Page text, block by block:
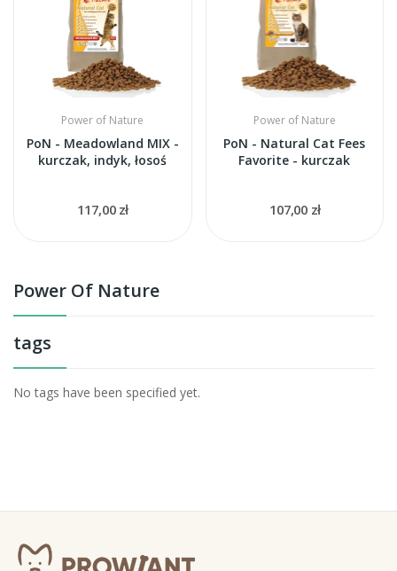
Power Of Nature
tags
No tags have been specified yet.
Power of Nature
PoN - Meadowland MIX -
kurczak, indyk, łosoś
117,00 zł
Power of Nature
PoN - Natural Cat Fees
Favorite - kurczak
107,00 zł